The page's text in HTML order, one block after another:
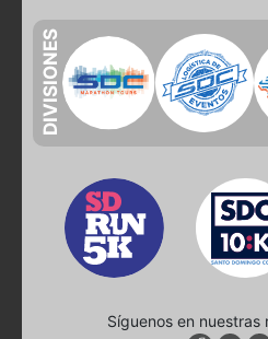
DIVISIONES
Síguenos en nuestras